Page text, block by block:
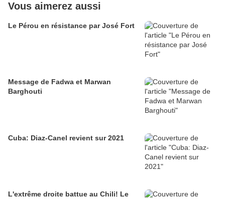
Vous aimerez aussi
Le Pérou en résistance par José Fort
Message de Fadwa et Marwan
Barghouti
Cuba: Diaz-Canel revient sur 2021
L'extrême droite battue au Chili! Le